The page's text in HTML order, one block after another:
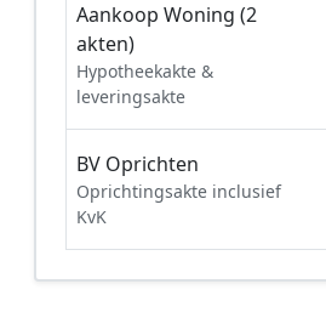
Aankoop Woning (2
akten)
Hypotheekakte &
leveringsakte
BV Oprichten
Oprichtingsakte inclusief
KvK